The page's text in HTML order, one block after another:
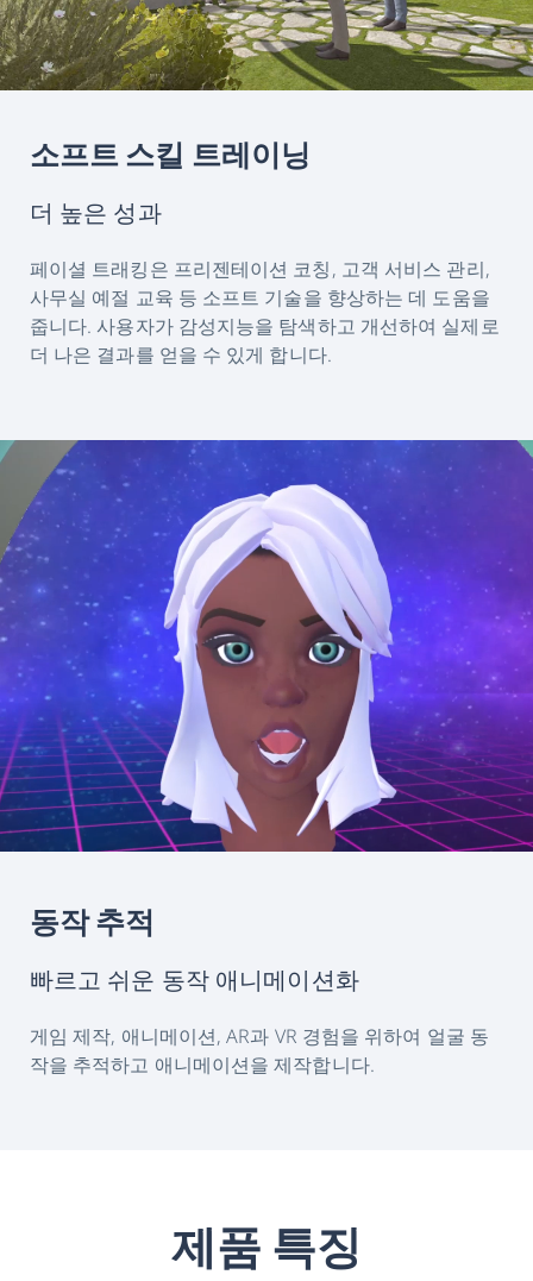
소프트 스킬 트레이닝
더 높은 성과
페이셜 트래킹은 프리젠테이션 코칭, 고객 서비스 관리,
사무실 예절 교육 등 소프트 기술을 향상하는 데 도움을
줍니다. 사용자가 감성지능을 탐색하고 개선하여 실제로
더 나은 결과를 얻을 수 있게 합니다.
동작 추적
빠르고 쉬운 동작 애니메이션화
게임 제작, 애니메이션, AR과 VR 경험을 위하여 얼굴 동
작을 추적하고 애니메이션을 제작합니다.
제품 특징